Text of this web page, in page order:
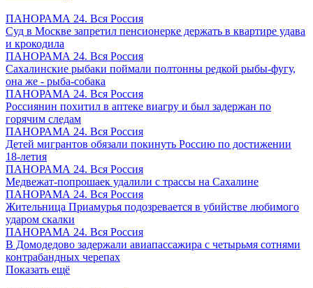
ПАНОРАМА 24. Вся Россия
Суд в Москве запретил пенсионерке держать в квартире удава
и крокодила
ПАНОРАМА 24. Вся Россия
Сахалинские рыбаки поймали полтонны редкой рыбы-фугу,
она же - рыба-собака
ПАНОРАМА 24. Вся Россия
Россиянин похитил в аптеке виагру и был задержан по
горячим следам
ПАНОРАМА 24. Вся Россия
Детей мигрантов обязали покинуть Россию по достижении
18-летия
ПАНОРАМА 24. Вся Россия
Медвежат-попрошаек удалили с трассы на Сахалине
ПАНОРАМА 24. Вся Россия
Жительница Приамурья подозревается в убийстве любимого
ударом скалки
ПАНОРАМА 24. Вся Россия
В Домодедово задержали авиапассажира с четырьмя сотнями
контрабандных черепах
Показать ещё